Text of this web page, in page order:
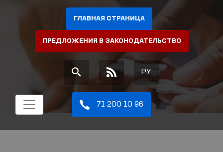
ГЛАВНАЯ СТРАНИЦА
ПРЕДЛОЖЕНИЯ В ЗАКОНОДАТЕЛЬСТВО
РУ
71 200 10 96